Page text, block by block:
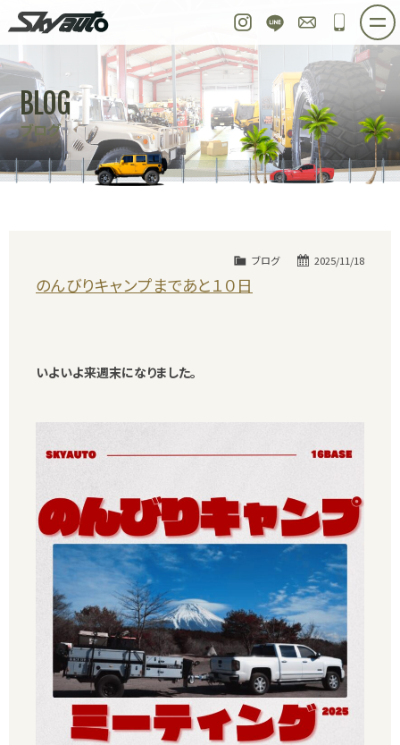
Instagram
LINE お問い合わせ
048-
ホーム 在庫車情報 ご購入プラン
整備作業実例 パーツ販売 買取＆オーダー
店舗紹介 工場紹介 会社概要
スタッフ紹介 求人情報 公式ブログ
BLOG
ブログ
2025/11/18
ブログ
のんびりキャンプまであと１０日
いよいよ来週末になりました。